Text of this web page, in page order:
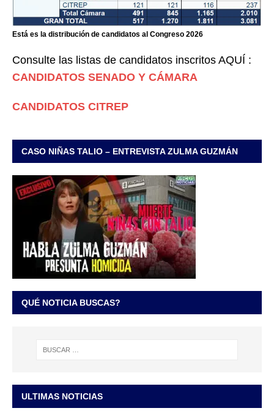
Está es la distribución de candidatos al Congreso 2026
Consulte las listas de candidatos inscritos AQUÍ :
CANDIDATOS SENADO Y CÁMARA
CANDIDATOS CITREP
CASO NIÑAS TALIO – ENTREVISTA ZULMA GUZMÁN
QUÉ NOTICIA BUSCAS?
ULTIMAS NOTICIAS